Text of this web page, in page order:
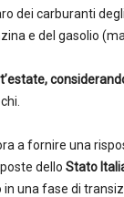
dei carburanti
e del gasolio
a fornire una
dello Stato
una fase di